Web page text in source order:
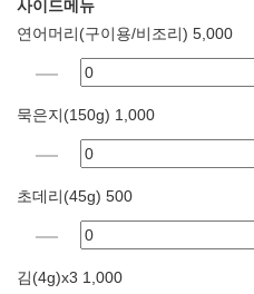
사이드메뉴
연어머리(구이용/비조리) 5,000
묵은지(150g) 1,000
초데리(45g) 500
김(4g)x3 1,000